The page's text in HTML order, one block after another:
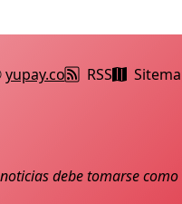
yupay.co RSS
debe tomarse